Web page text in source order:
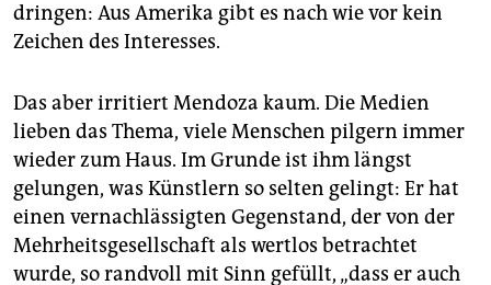
dringen: Aus Amerika gibt es nach wie vor kein
Zeichen des Interesses.
Das aber irritiert Mendoza kaum. Die Medien
lieben das Thema, viele Menschen pilgern immer
wieder zum Haus. Im Grunde ist ihm längst
gelungen, was Künstlern so selten gelingt: Er hat
einen vernachlässigten Gegenstand, der von der
Mehrheitsgesellschaft als wertlos betrachtet
wurde, so randvoll mit Sinn gefüllt, „dass er auch